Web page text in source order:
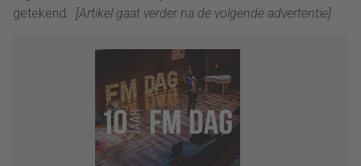
getekend. [Artikel gaat verder na de volgende advertentie]